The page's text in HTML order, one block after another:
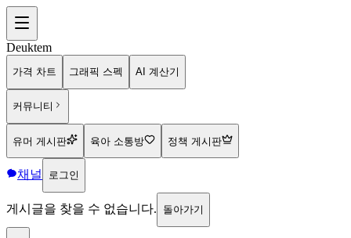
Deuktem
가격 차트 그래픽 스펙 AI 계산기
커뮤니티
유머 게시판 육아 소통방 정책 게시판
채널 로그인
게시글을 찾을 수 없습니다. 돌아가기